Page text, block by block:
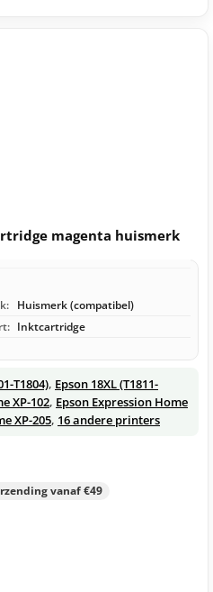
magenta huismerk
Huismerk (compatibel)
Inktcartridge
T1804), Epson 18XL (T1811-
XP-102, Epson Expression Home
XP-205, 16 andere printers
vanaf €49
magenta huismerk aantal